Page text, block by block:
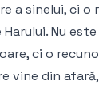
a sinelui, ci o
Nu
ci o
vine din